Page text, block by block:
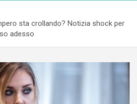
sta crollando? Notizia shock per
adesso